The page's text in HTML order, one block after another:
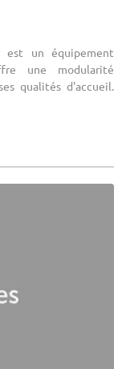
est un équipement
une modularité
qualités d'accueil.